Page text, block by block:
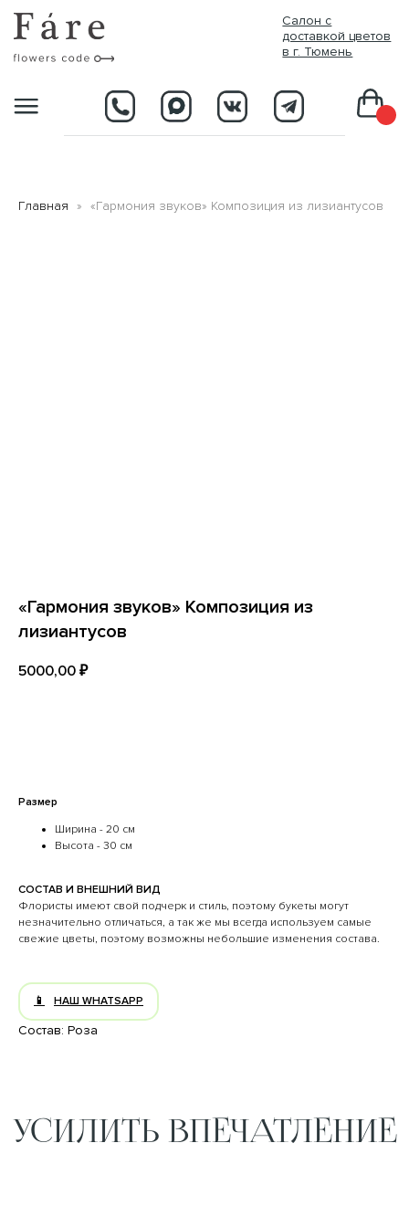
Главная «Гармония звуков» Композиция из лизиантусов
«Гармония звуков» Композиция из
лизиантусов
5000,00 ₽
Размер
Ширина - 20 см
Высота - 30 см
CОСТАВ И ВНЕШНИЙ ВИД
Флористы имеют свой подчерк и стиль, поэтому букеты могут
незначительно отличаться, а так же мы всегда используем самые
свежие цветы, поэтому возможны небольшие изменения состава.
НАШ WHATSAPP
Состав: Роза
УСИЛИТЬ ВПЕЧАТЛЕНИЕ